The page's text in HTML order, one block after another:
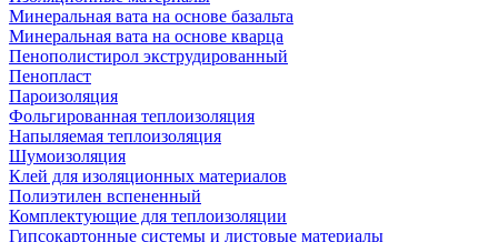
Минеральная вата на основе базальта
Минеральная вата на основе кварца
Пенополистирол экструдированный
Пенопласт
Пароизоляция
Фольгированная теплоизоляция
Напыляемая теплоизоляция
Шумоизоляция
Клей для изоляционных материалов
Полиэтилен вспененный
Комплектующие для теплоизоляции
Гипсокартонные системы и листовые материалы